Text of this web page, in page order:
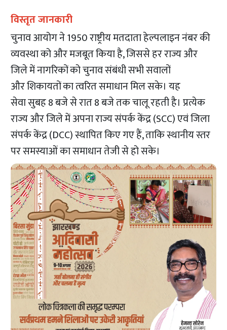
विस्तृत जानकारी
चुनाव आयोग ने 1950 राष्ट्रीय मतदाता हेल्पलाइन नंबर की
व्यवस्था को और मजबूत किया है, जिससे हर राज्य और
जिले में नागरिकों को चुनाव संबंधी सभी सवालों
और शिकायतों का त्वरित समाधान मिल सके। यह
सेवा सुबह 8 बजे से रात 8 बजे तक चालू रहती है। प्रत्येक
राज्य और जिले में अपना राज्य संपर्क केंद्र (SCC) एवं जिला
संपर्क केंद्र (DCC) स्थापित किए गए हैं, ताकि स्थानीय स्तर
पर समस्याओं का समाधान तेजी से हो सके।